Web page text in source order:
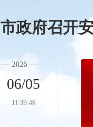
市政府召开
2026
06/05
11:39:48